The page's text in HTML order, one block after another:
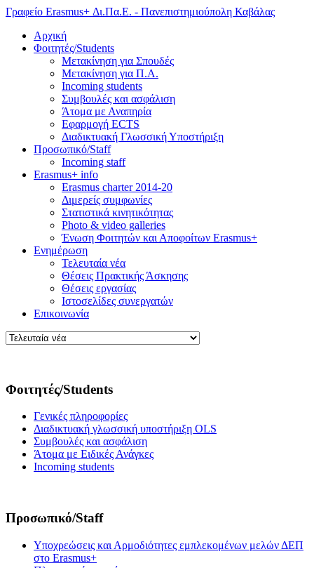
Γραφείο Erasmus+ Δι.Πα.Ε. - Πανεπιστημιούπολη Καβάλας
Αρχική
Φοιτητές/Students
Μετακίνηση για Σπουδές
Μετακίνηση για Π.Α.
Incoming students
Συμβουλές και ασφάλιση
Άτομα με Αναπηρία
Εφαρμογή ECTS
Διαδικτυακή Γλωσσική Υποστήριξη
Προσωπικό/Staff
Incoming staff
Erasmus+ info
Erasmus charter 2014-20
Διμερείς συμφωνίες
Στατιστικά κινητικότητας
Photo & video galleries
Ένωση Φοιτητών και Αποφοίτων Erasmus+
Ενημέρωση
Τελευταία νέα
Θέσεις Πρακτικής Άσκησης
Θέσεις εργασίας
Ιστοσελίδες συνεργατών
Επικοινωνία
Φοιτητές/Students
Γενικές πληροφορίες
Διαδικτυακή γλωσσική υποστήριξη OLS
Συμβουλές και ασφάλιση
Άτομα με Ειδικές Ανάγκες
Incoming students
Προσωπικό/Staff
Υποχρεώσεις και Αρμοδιότητες εμπλεκομένων μελών ΔΕΠ
στο Erasmus+